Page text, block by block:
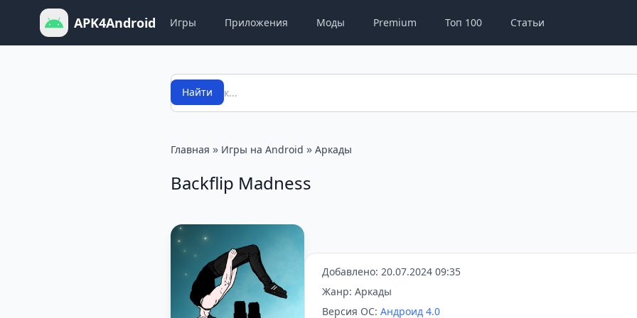
APK4Android Игры Приложения Моды Premium Топ 100 Статьи
Поиск
Найти
Главная » Игры на Android » Аркады
Backflip Madness
Добавлено: 20.07.2024 09:35
Жанр: Аркады
Версия ОС: Андроид 4.0